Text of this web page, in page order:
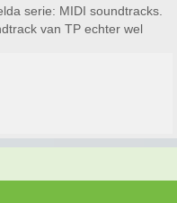
serie: MIDI soundtracks.
van TP echter wel